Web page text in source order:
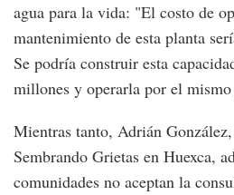
agua para la vida: "El costo de
mantenimiento de esta planta
Se podría construir esta
millones y operarla por el
Mientras tanto, Adrián
Sembrando Grietas en Huexca,
comunidades no aceptan la